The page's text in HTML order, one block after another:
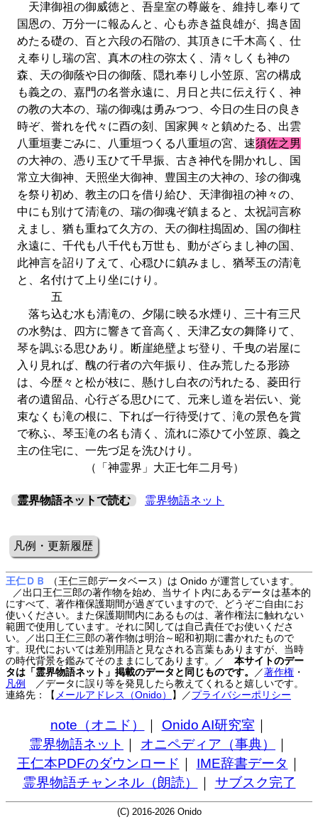
天津御祖の御威徳と、吾皇室の尊厳を、維持し奉りて
国恩の、万分一に報ゐんと、心も赤き益良雄が、搗き固
めたる礎の、百と六段の石階の、其頂きに千木高く、仕
え奉りし瑞の宮、真木の柱の弥太く、清々しくも神の
森、天の御蔭や日の御蔭、隠れ奉りし小笠原、宮の構成
も義之の、嘉門の名誉永遠に、月日と共に伝え行く、神
の教の大本の、瑞の御魂は勇みつつ、今日の生日の良き
時ぞ、誉れを代々に酉の刻、国家興々と鎮めたる、出雲
八重垣妻ごみに、八重垣つくる八重垣の宮、速須佐之男
の大神の、憑り玉ひて千早振、古き神代を開かれし、国
常立大御神、天照坐大御神、豊国主の大神の、珍の御魂
を祭り初め、教主の口を借り給ひ、天津御祖の神々の、
中にも別けて清滝の、瑞の御魂ぞ鎮まると、太祝詞言称
えまし、猶も重ねて久方の、天の御柱搗固め、国の御柱
永遠に、千代も八千代も万世も、動がざらまし神の国、
此神言を詔り了えて、心穏ひに鎮みまし、猶琴玉の清滝
と、名付けて上り坐にけり。
五
落ち込む水も清滝の、夕陽に映る水煙り、三十有三尺
の水勢は、四方に響きて音高く、天津乙女の舞降りて、
琴を調ぶる思ひあり。断崖絶壁よぢ登り、千曳の岩屋に
入り見れば、醜の行者の六年振り、住み荒したる形跡
は、今歴々と松が枝に、懸けし白衣の汚れたる、菱田行
者の遺留品、心行ざる思ひにて、元来し道を岩伝い、覚
束なくも滝の根に、下れば一行待受けて、滝の景色を賞
で称ふ、琴玉滝の名も清く、流れに添ひて小笠原、義之
主の住宅に、一先づ足を洗ひけり。
（「神霊界」大正七年二月号）
霊界物語ネットで読む 霊界物語ネット
凡例・更新履歴
王仁ＤＢ
（王仁三郎データベース）は Onido が運営しています。
／出口王仁三郎の著作物を始め、当サイト内にあるデータは基本的
にすべて、著作権保護期間が過ぎていますので、どうぞご自由にお
使いください。また保護期間内にあるものは、著作権法に触れない
範囲で使用しています。それに関しては自己責任でお使いくださ
い。／出口王仁三郎の著作物は明治～昭和初期に書かれたもので
す。現代においては差別用語と見なされる言葉もありますが、当時
の時代背景を鑑みてそのままにしてあります。／ 本サイトのデー
タは「霊界物語ネット」掲載のデータと同じものです。
／著作権 ・
凡例
／データに誤り等を発見したら教えてくれると嬉しいです。
連絡先：【 メールアドレス（Onido） 】 ／プライバシーポリシー
note（オニド） Onido AI研究室
霊界物語ネット
オニペディア（事典）
王仁本PDFのダウンロード
IME辞書データ
霊界物語チャンネル（朗読）
サブスク完了
(C) 2016-2026 Onido